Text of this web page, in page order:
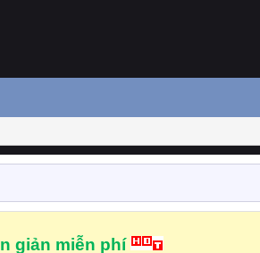
giản miễn phí